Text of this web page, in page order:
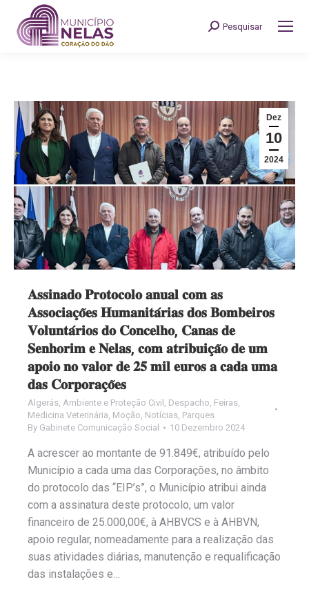
Search:
Pesquisar
Dez
10
2024
𝐀𝐬𝐬𝐢𝐧𝐚𝐝𝐨 𝐏𝐫𝐨𝐭𝐨𝐜𝐨𝐥𝐨 𝐚𝐧𝐮𝐚𝐥 𝐜𝐨𝐦 𝐚𝐬
𝐀𝐬𝐬𝐨𝐜𝐢𝐚𝐜̧𝐨̃𝐞𝐬 𝐇𝐮𝐦𝐚𝐧𝐢𝐭𝐚́𝐫𝐢𝐚𝐬 𝐝𝐨𝐬 𝐁𝐨𝐦𝐛𝐞𝐢𝐫𝐨𝐬
𝐕𝐨𝐥𝐮𝐧𝐭𝐚́𝐫𝐢𝐨𝐬 𝐝𝐨 𝐂𝐨𝐧𝐜𝐞𝐥𝐡𝐨, 𝐂𝐚𝐧𝐚𝐬 𝐝𝐞
𝐒𝐞𝐧𝐡𝐨𝐫𝐢𝐦 𝐞 𝐍𝐞𝐥𝐚𝐬, 𝐜𝐨𝐦 𝐚𝐭𝐫𝐢𝐛𝐮𝐢𝐜̧𝐚̃𝐨 𝐝𝐞 𝐮𝐦
𝐚𝐩𝐨𝐢𝐨 𝐧𝐨 𝐯𝐚𝐥𝐨𝐫 𝐝𝐞 𝟐𝟓 𝐦𝐢𝐥 𝐞𝐮𝐫𝐨𝐬 𝐚 𝐜𝐚𝐝𝐚 𝐮𝐦𝐚
𝐝𝐚𝐬 𝐂𝐨𝐫𝐩𝐨𝐫𝐚𝐜̧𝐨̃𝐞𝐬
Algerás, Ambiente e Proteção Civil , Despacho, Feiras,
Medicina Veterinária, Moção, Notícias, Parques
By Gabinete Comunicação Social 10 Dezembro 2024
A acrescer ao montante de 91.849€, atribuído pelo
Município a cada uma das Corporações, no âmbito
do protocolo das “EIP’s”, o Município atribui ainda
com a assinatura deste protocolo, um valor
financeiro de 25.000,00€, à AHBVCS e à AHBVN,
apoio regular, nomeadamente para a realização das
suas atividades diárias, manutenção e requalificação
das instalações e…